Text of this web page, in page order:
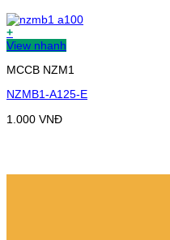
+
View nhanh
MCCB NZM1
NZMB1-A125-E
1.000 VNĐ